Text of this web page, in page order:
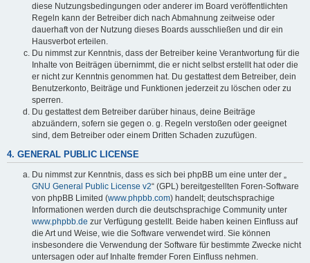
diese Nutzungsbedingungen oder anderer im Board veröffentlichten
Regeln kann der Betreiber dich nach Abmahnung zeitweise oder
dauerhaft von der Nutzung dieses Boards ausschließen und dir ein
Hausverbot erteilen.
Du nimmst zur Kenntnis, dass der Betreiber keine Verantwortung für die
Inhalte von Beiträgen übernimmt, die er nicht selbst erstellt hat oder die
er nicht zur Kenntnis genommen hat. Du gestattest dem Betreiber, dein
Benutzerkonto, Beiträge und Funktionen jederzeit zu löschen oder zu
sperren.
Du gestattest dem Betreiber darüber hinaus, deine Beiträge
abzuändern, sofern sie gegen o. g. Regeln verstoßen oder geeignet
sind, dem Betreiber oder einem Dritten Schaden zuzufügen.
4. GENERAL PUBLIC LICENSE
Du nimmst zur Kenntnis, dass es sich bei phpBB um eine unter der „
GNU General Public License v2“ (GPL) bereitgestellten Foren-Software
von phpBB Limited (www.phpbb.com) handelt; deutschsprachige
Informationen werden durch die deutschsprachige Community unter
www.phpbb.de zur Verfügung gestellt. Beide haben keinen Einfluss auf
die Art und Weise, wie die Software verwendet wird. Sie können
insbesondere die Verwendung der Software für bestimmte Zwecke nicht
untersagen oder auf Inhalte fremder Foren Einfluss nehmen.